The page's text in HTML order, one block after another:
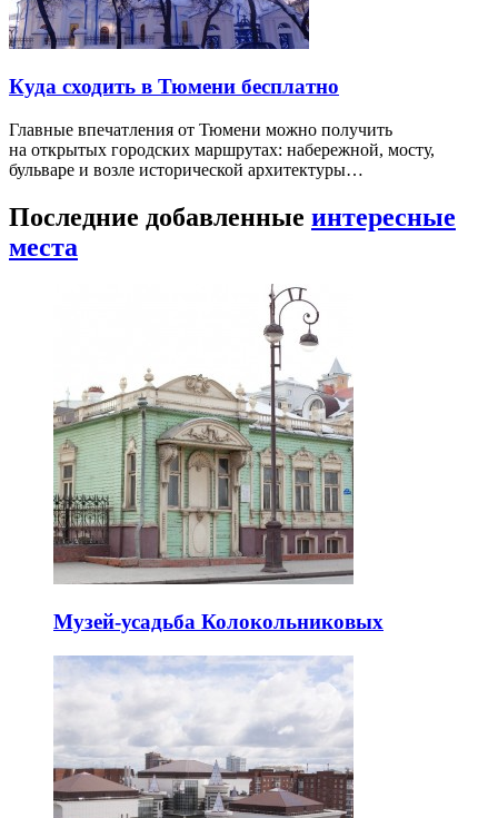
Куда сходить в Тюмени бесплатно
Главные впечатления от Тюмени можно получить
на открытых городских маршрутах: набережной, мосту,
бульваре и возле исторической архитектуры…
Последние добавленные интересные
места
Музей-усадьба Колокольниковых